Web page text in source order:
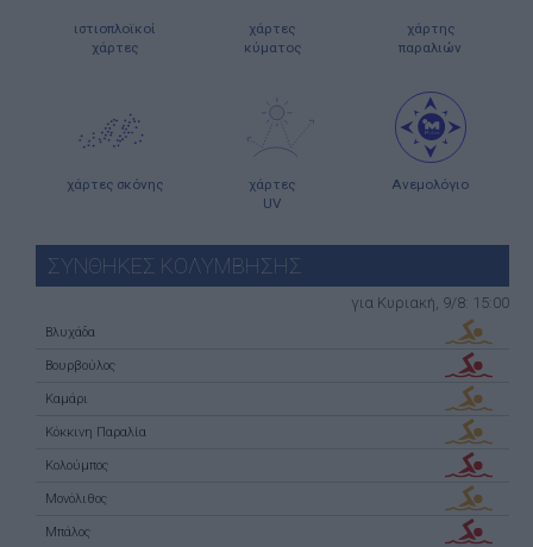
ιστιοπλοϊκοί
χάρτες
χάρτες
κύματος
χάρτης
παραλιών
χάρτες σκόνης
χάρτες
UV
Ανεμολόγιο
ΣΥΝΘΗΚΕΣ ΚΟΛΥΜΒΗΣΗΣ
για Κυριακή, 9/8: 15:00
Βλυχάδα
Βουρβούλος
Καμάρι
Κόκκινη Παραλία
Κολούμπος
Μονόλιθος
Μπάλος